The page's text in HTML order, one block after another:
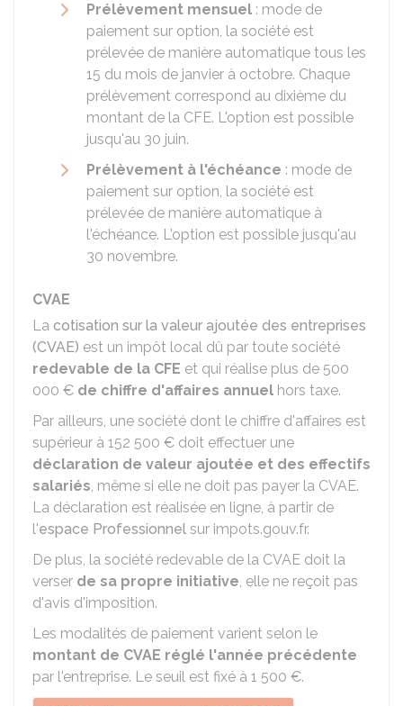
Prélèvement mensuel : mode de
paiement sur option, la société est
prélevée de manière automatique tous les
15 du mois de janvier à octobre. Chaque
prélèvement correspond au dixième du
montant de la CFE. L'option est possible
jusqu'au 30 juin.
Prélèvement à l'échéance : mode de
paiement sur option, la société est
prélevée de manière automatique à
l'échéance. L'option est possible jusqu'au
30 novembre.
CVAE
La cotisation sur la valeur ajoutée des entreprises
(CVAE) est un impôt local dû par toute société
redevable de la CFE et qui réalise plus de 500
000 € de chiffre d'affaires annuel hors taxe.
Par ailleurs, une société dont le chiffre d'affaires est
supérieur à 152 500 € doit effectuer une
déclaration de valeur ajoutée et des effectifs
salariés, même si elle ne doit pas payer la CVAE.
La déclaration est réalisée en ligne, à partir de
l'espace Professionnel sur impots.gouv.fr.
De plus, la société redevable de la CVAE doit la
verser de sa propre initiative, elle ne reçoit pas
d'avis d'imposition.
Les modalités de paiement varient selon le
montant de CVAE réglé l'année précédente
par l'entreprise. Le seuil est fixé à 1 500 €.